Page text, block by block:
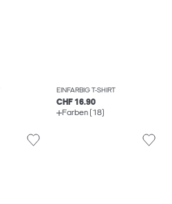
EINFARBIG T-SHIRT
CHF 16.90
Farben (18)